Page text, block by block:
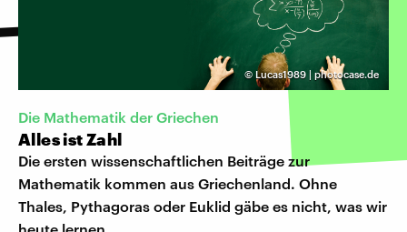
© Lucas1989 | photocase.de
Die Mathematik der Griechen
Alles ist Zahl
Die ersten wissenschaftlichen Beiträge zur
Mathematik kommen aus Griechenland. Ohne
Thales, Pythagoras oder Euklid gäbe es nicht, was wir